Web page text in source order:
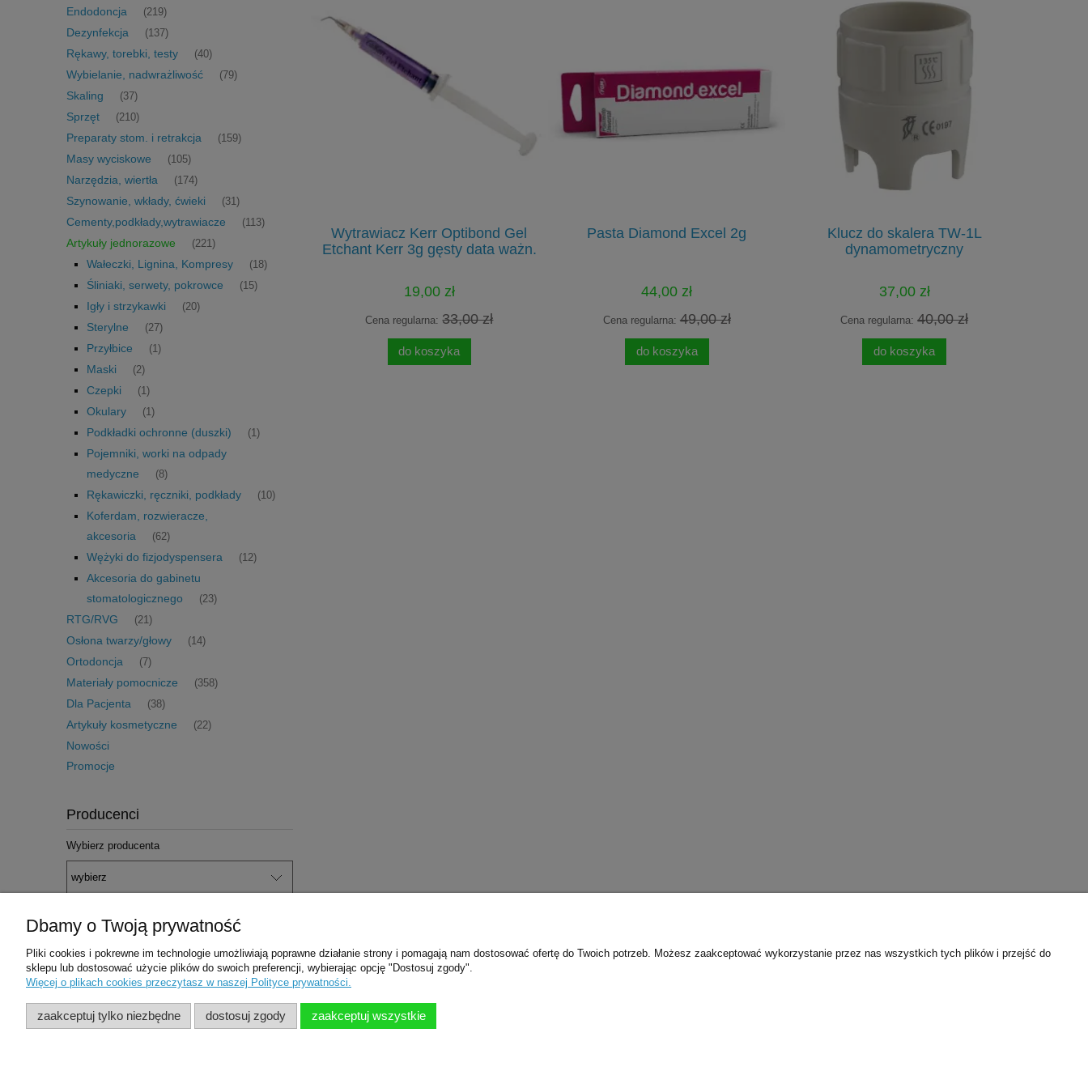
Endodoncja (219)
Dezynfekcja (137)
Rękawy, torebki, testy (40)
Wybielanie, nadwrażliwość (79)
Skaling (37)
Sprzęt (210)
Preparaty stom. i retrakcja (159)
Masy wyciskowe (105)
Narzędzia, wiertła (174)
Szynowanie, wkłady, ćwieki (31)
Cementy,podkłady,wytrawiacze (113)
Artykuły jednorazowe (221)
Wałeczki, Lignina, Kompresy (18)
Śliniaki, serwety, pokrowce (15)
Igły i strzykawki (20)
Sterylne (27)
Przyłbice (1)
Maski (2)
Czepki (1)
Okulary (1)
Podkładki ochronne (duszki) (1)
Pojemniki, worki na odpady
medyczne
(8)
Rękawiczki, ręczniki, podkłady (10)
Koferdam, rozwieracze,
akcesoria
(62)
Wężyki do fizjodyspensera (12)
Akcesoria do gabinetu
stomatologicznego
(23)
RTG/RVG (21)
Osłona twarzy/głowy (14)
Ortodoncja (7)
Materiały pomocnicze (358)
Dla Pacjenta (38)
Artykuły kosmetyczne (22)
Nowości
Promocje
Producenci
Wybierz producenta
Kalka prosta 80mikronów 144szt.
Hanel
25,90 zł
Cena regularna:
do koszyka
Wytrawiacz Kerr Optibond Gel
Etchant Kerr 3g gęsty data ważn.
19,00 zł
Cena regularna: 33,00 zł
do koszyka
Pasta Diamond Excel 2g
44,00 zł
Cena regularna: 49,00 zł
do koszyka
Klucz do skalera TW-1L
dynamometryczny
37,00 zł
Cena regularna: 40,00 zł
do koszyka
Pomoc
Polityka prywatności/RODO
Moje konto
Ustawienia konta
Płatności i dostawa
Dbamy o Twoją prywatność
Pliki cookies i pokrewne im technologie umożliwiają poprawne działanie strony i pomagają nam dostosować ofertę do Twoich potrzeb. Możesz zaakceptować wykorzystanie przez nas wszystkich tych plików i przejść do
sklepu lub dostosować użycie plików do swoich preferencji, wybierając opcję "Dostosuj zgody".
Więcej o plikach cookies przeczytasz w naszej Polityce prywatności.
zaakceptuj tylko niezbędne dostosuj zgody zaakceptuj wszystkie